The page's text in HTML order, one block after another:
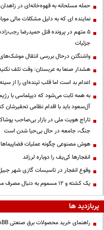
حمله مسلحانه به قهوه‌خانه‌ای در زاهدان؛ ۲ نفر جان
نماینده ای که به دلیل مشکلات مالی
۵ متهم در پرونده قتل حمیدرضا
جزئیات
واشنگتن درحال بررسی انتقال
هشدار صنعا به عربستان: وقت تلف
اعدام بد است اما قلب تپنده‌ای را از
به همه ثابت می‌شود که دیپلماسی با
آل‌سعود باید با اقدام نظامی تحقیرشان
تاراج هویت ملی در بازار بی‌صاحب
جنگ، جامعه در حال بی‌حیا شدن است
هوش مصنوعی چگونه عملیات فضاپیماها
انفجارها کی‌یف را دوباره لرزاند
وقوع انفجار در تاسیسات گازی شهر
یک کشته و ۱۲ مسموم به دنبال مصرف مشروبات الکلی در نیشابور
پربازدید ها
راهنمای خرید محصولات برق صنعتی ABB